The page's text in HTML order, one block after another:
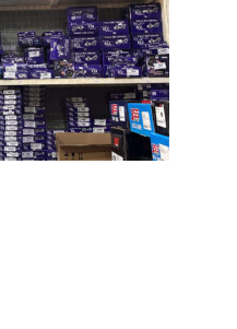
CHÉN BI/MÁ ĐỘNG PULLY FCC SH
125/SH 150 (22110-K01-9000)
255,000
202,000₫